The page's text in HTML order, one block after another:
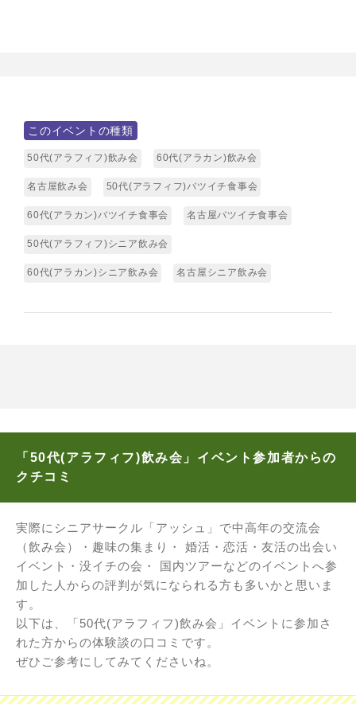
このイベントの種類
50代(アラフィフ)飲み会 60代(アラカン)飲み会
名古屋飲み会 50代(アラフィフ)バツイチ食事会
60代(アラカン)バツイチ食事会 名古屋バツイチ食事会
50代(アラフィフ)シニア飲み会
60代(アラカン)シニア飲み会 名古屋シニア飲み会
「50代(アラフィフ)飲み会」イベント参加者からの
クチコミ
実際にシニアサークル「アッシュ」で中高年の交流会
（飲み会）・趣味の集まり・ 婚活・恋活・友活の出会い
イベント・没イチの会・ 国内ツアーなどのイベントへ参
加した人からの評判が気になられる方も多いかと思いま
す。
以下は、「50代(アラフィフ)飲み会」イベントに参加さ
れた方からの体験談の口コミです。
ぜひご参考にしてみてくださいね。